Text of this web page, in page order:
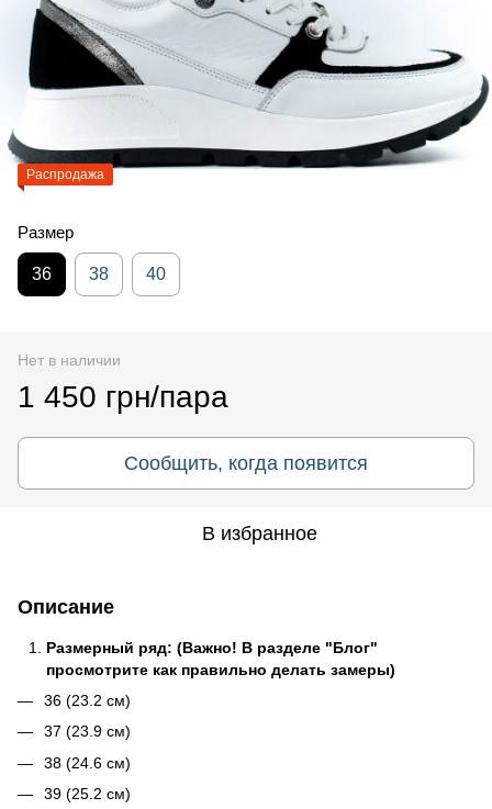
Распродажа
Размер
36 38 40
Нет в наличии
1 450 грн/пара
Сообщить, когда появится
В избранное
Описание
Размерный ряд: (Важно! В разделе "Блог"
просмотрите как правильно делать замеры)
36 (23.2 см)
37 (23.9 см)
38 (24.6 см)
39 (25.2 см)